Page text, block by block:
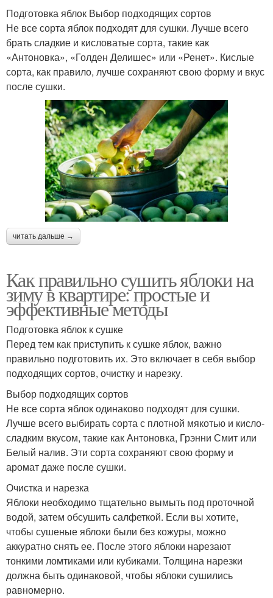
Подготовка яблок Выбор подходящих сортов
Не все сорта яблок подходят для сушки. Лучше всего
брать сладкие и кисловатые сорта, такие как
«Антоновка», «Голден Делишес» или «Ренет». Кислые
сорта, как правило, лучше сохраняют свою форму и вкус
после сушки.
читать дальше →
Как правильно сушить яблоки на
зиму в квартире: простые и
эффективные методы
Подготовка яблок к сушке
Перед тем как приступить к сушке яблок, важно
правильно подготовить их. Это включает в себя выбор
подходящих сортов, очистку и нарезку.
Выбор подходящих сортов
Не все сорта яблок одинаково подходят для сушки.
Лучше всего выбирать сорта с плотной мякотью и кисло-
сладким вкусом, такие как Антоновка, Грэнни Смит или
Белый налив. Эти сорта сохраняют свою форму и
аромат даже после сушки.
Очистка и нарезка
Яблоки необходимо тщательно вымыть под проточной
водой, затем обсушить салфеткой. Если вы хотите,
чтобы сушеные яблоки были без кожуры, можно
аккуратно снять ее. После этого яблоки нарезают
тонкими ломтиками или кубиками. Толщина нарезки
должна быть одинаковой, чтобы яблоки сушились
равномерно.